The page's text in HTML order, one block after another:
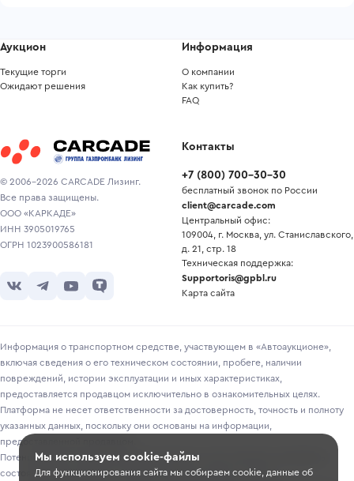
© 2006-2026 CARCADE Лизинг.
Все права защищены.
ООО «КАРКАДЕ»
ИНН 3905019765
ОГРН 1023900586181
Аукцион
Текущие торги
Ожидают решения
Информация
О компании
Как купить?
FAQ
Контакты
+7 (800) 700-30-30
бесплатный звонок по России
client@carcade.com
Центральный офис:
109004, г. Москва, ул. Станиславского,
д. 21, стр. 18
Техническая поддержка:
Supportoris@gpbl.ru
Карта сайта
Информация о транспортном средстве, участвующем в «Автоаукционе»,
включая сведения о его техническом состоянии, пробеге, наличии
повреждений, истории эксплуатации и иных характеристиках,
предоставляется продавцом исключительно в ознакомительных целях.
Платформа не несет ответственности за достоверность, точность и полноту
указанных данных, поскольку они основаны на информации,
предоставленной продавцом.
Потенциальным покупателям рекомендуется самостоятельно проверять
состояние транспортного средства перед участием в торгах.
Мы используем cookie-файлы
Для функционирования сайта мы собираем cookie, данные об